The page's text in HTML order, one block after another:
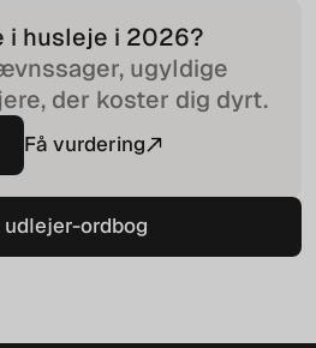
i husleje i 2026?
ugyldige
der koster dig dyrt.
Få vurdering
udlejer-ordbog
udlejer-ordbog